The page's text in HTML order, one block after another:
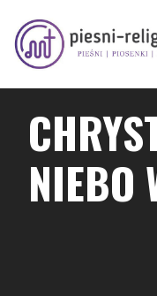
treści
NIEBO